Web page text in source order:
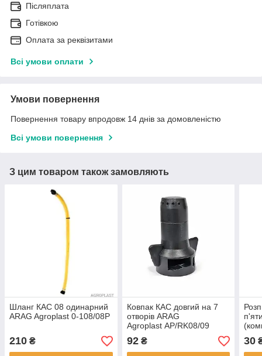
Післяплата
Готівкою
Оплата за реквізитами
Всі умови оплати
Умови повернення
Повернення товару впродовж 14 днів за домовленістю
Всі умови повернення
З цим товаром також замовляють
Шланг КАС 08 одинарний
ARAG Agroplast 0-108/08P
210 ₴
Ковпак КАС довгий на 7
отворів ARAG
Agroplast AP/RK08/09
92₴ 30